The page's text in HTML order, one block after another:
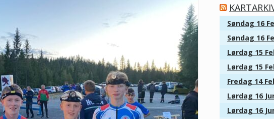
Søndag 16
Søndag 16
Lørdag 15
Lørdag 15
Fredag 14
Lørdag 16
Lørdag 16